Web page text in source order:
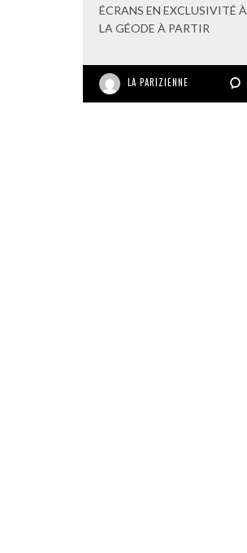
ÉCRANS EN EXCLUSIVITÉ À
LA GÉODE À PARTIR
LA PARIZIENNE